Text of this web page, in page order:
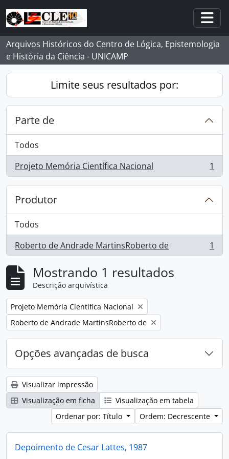
Skip to main content
Arquivos Históricos do Centro de Lógica, Epistemologia
e História da Ciência - UNICAMP
Limite seus resultados por:
Parte de
Todos
Projeto Memória Científica Nacional
, 1 resultados 1
Produtor
Todos
Roberto de Andrade MartinsRoberto de
, 1 resultados 1
Mostrando 1 resultados
Descrição arquivística
Remover filtro:
Projeto Memória Científica Nacional
Remover filtro:
Roberto de Andrade MartinsRoberto de
Opções avançadas de busca
Visualizar impressão
Visualização em ficha
Visualização em tabela
Ordenar por: Título
Ordem: Decrescente
Depoimento de Cesar Lattes, 1987